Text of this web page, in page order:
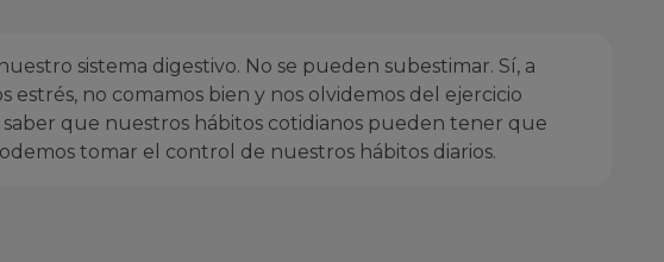
sistema digestivo. No se pueden subestimar. Sí, a
no comamos bien y nos olvidemos del ejercicio
que nuestros hábitos cotidianos pueden tener que
tomar el control de nuestros hábitos diarios.